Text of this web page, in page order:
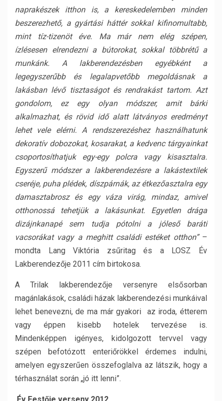
naprakészek itthon is, a kereskedelemben minden
beszerezhető, a gyártási háttér sokkal kifinomultabb,
mint tíz-tizenöt éve. Ma már nem elég szépen,
ízlésesen elrendezni a bútorokat, sokkal többrétű a
munkánk. A lakberendezésben egyébként a
legegyszerűbb és legalapvetőbb megoldásnak a
lakásban lévő tisztaságot és rendrakást tartom. Azt
gondolom, ez egy olyan módszer, amit bárki
alkalmazhat, és rövid idő alatt látványos eredményt
lehet vele elérni. A rendszerezéshez használhatunk
dekoratív dobozokat, kosarakat, a kedvenc tárgyainkat
csoportosíthatjuk egy-egy polcra vagy kisasztalra.
Egyszerű módszer a lakberendezésre a lakástextilek
cseréje, puha plédek, díszpárnák, az étkezőasztalra egy
damasztabrosz és egy váza virág, mindaz, amivel
otthonossá tehetjük a lakásunkat. Egyetlen drága
dizájnkanapé sem tudja pótolni a jóleső baráti
vacsorákat vagy a meghitt családi estéket otthon”–
mondta Lang Viktória zsűritag és a LOSZ Év
Lakberendezője 2011 cím birtokosa.
A Trilak lakberendezője versenyre elsősorban
magánlakások, családi házak lakberendezési munkáival
lehet benevezni, de ma már gyakori az iroda, étterem
vagy éppen kisebb hotelek tervezése is.
Mindenképpen igényes, kidolgozott tervvel vagy
szépen befotózott enteriőrökkel érdemes indulni,
amelyen egyszerűen összefoglalva az látszik, hogy a
térhasználat során „jó itt lenni”.